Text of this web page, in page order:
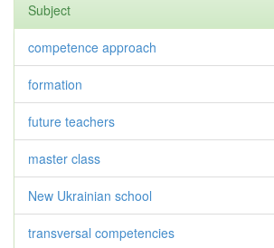
Subject
competence approach
formation
future teachers
master class
New Ukrainian school
transversal competencies